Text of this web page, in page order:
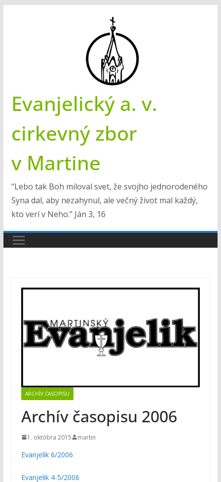
Evanjelický a. v.
cirkevný zbor
v Martine
"Lebo tak Boh miloval svet, že svojho jednorodeného
Syna dal, aby nezahynul, ale večný život mal každý,
kto verí v Neho." Ján 3, 16
ARCHÍV ČASOPISU
Archív časopisu 2006
1. októbra 2015 martin
Evanjelik 6/2006
Evanjelik 4-5/2006